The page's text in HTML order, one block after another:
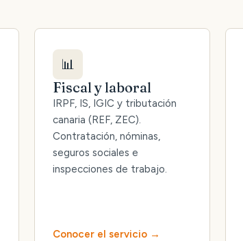
📊
Fiscal y laboral
IRPF, IS, IGIC y tributación
canaria (REF, ZEC).
Contratación, nóminas,
seguros sociales e
inspecciones de trabajo.
Conocer el servicio